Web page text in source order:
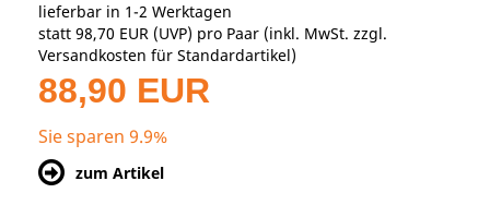
lieferbar in 1-2 Werktagen
statt 98,70 EUR (UVP) pro Paar (inkl. MwSt. zzgl.
Versandkosten für Standardartikel)
88,90 EUR
Sie sparen 9.9%
zum Artikel